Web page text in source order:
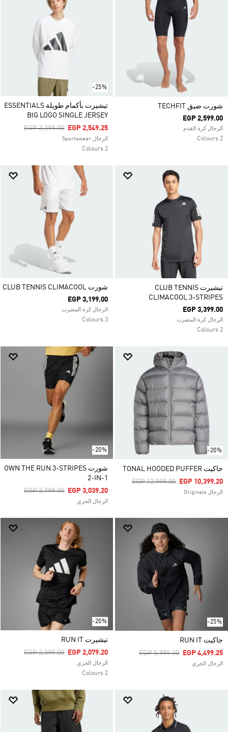
شورت ضيق TECHFIT
EGP 2,599.00
الرجال كرة القدم
2 Colours
-25%
تيشيرت بأكمام طويلة ESSENTIALS
BIG LOGO SINGLE JERSEY
Price Reduced From
EGP 3,399.00ToEGP 2,549.25
الرجال Sportswear
2 Colours
تيشيرت CLUB TENNIS
CLIMACOOL 3-STRIPES
EGP 3,399.00
الرجال كرة المضرب
2 Colours
شورت CLUB TENNIS CLIMACOOL
EGP 3,199.00
الرجال كرة المضرب
3 Colours
-20%
جاكيت TONAL HOODED PUFFER
Price Reduced From
EGP 12,999.00ToEGP 10,399.20
الرجال Originals
-20%
شورت OWN THE RUN 3-STRIPES
2-IN-1
Price Reduced From
EGP 3,799.00ToEGP 3,039.20
الرجال الجري
-25%
جاكيت RUN IT
Price Reduced From
EGP 5,999.00ToEGP 4,499.25
الرجال الجري
-20%
تيشيرت RUN IT
Price Reduced From
EGP 2,599.00ToEGP 2,079.20
الرجال الجري
2 Colours